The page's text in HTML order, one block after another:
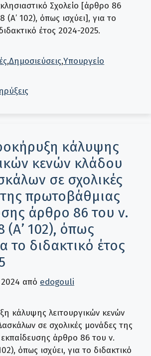
Σχολείο [άρθρο 86
(Α’ 102), όπως ισχύει], για το
έτος 2024-2025.
,Δημοσιεύσεις,Υπουργείο
κάλυψης
κενών κλάδου
σε σχολικές
πρωτοβάθμιας
άρθρο 86 του ν.
(Α’ 102), όπως
το διδακτικό έτος
από edogouli
κάλυψης λειτουργικών κενών
σε σχολικές μονάδες της
άρθρο 86 του ν.
όπως ισχύει, για το διδακτικό